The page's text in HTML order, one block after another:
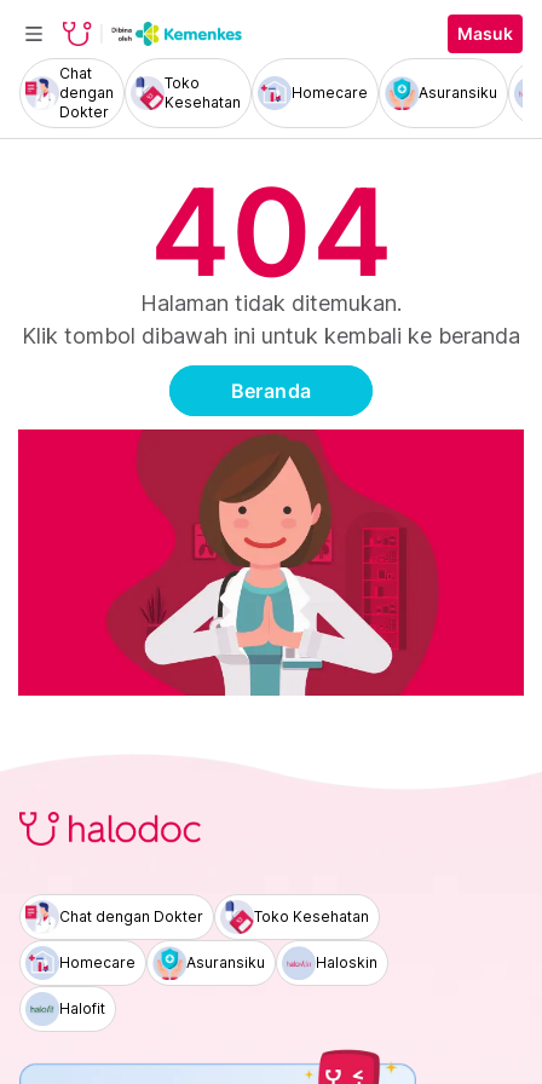
Masuk
Chat
dengan
Dokter
Toko
Kesehatan
Homecare Asuransiku
404
Halaman tidak ditemukan.
Klik tombol dibawah ini untuk kembali ke beranda
Beranda
Chat dengan Dokter Toko Kesehatan
Homecare Asuransiku Haloskin
Halofit